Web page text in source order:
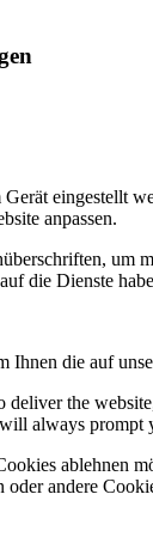
eingestellt
anpassen.
um
die Dienste
die auf
deliver the
always prompt
ablehnen
andere